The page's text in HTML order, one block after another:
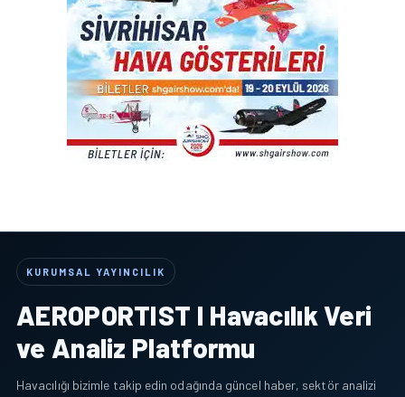
KURUMSAL YAYINCILIK
AEROPORTIST I Havacılık Veri
ve Analiz Platformu
Havacılığı bizimle takip edin odağında güncel haber, sektör analizi